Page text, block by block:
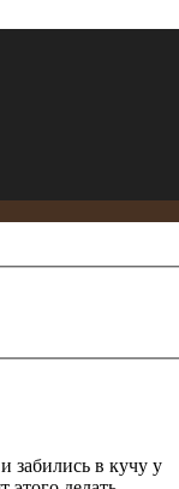
забились в кучу у